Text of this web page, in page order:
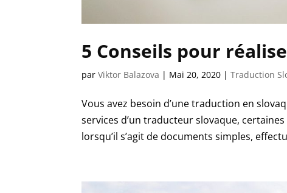
5 Conseils pour
parViktor Balazova | Mai 20, 2020 |Traduction
Vous avez besoin d’une traduction en
services d’un traducteur slovaque,
lorsqu’il s’agit de documents simples,